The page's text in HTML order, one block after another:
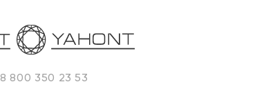
8 800 350 23 53